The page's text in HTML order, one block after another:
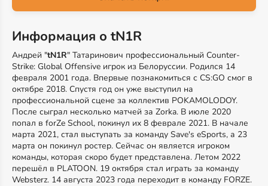
Информация о tN1R
Андрей "tN1R" Татаринович профессиональный Counter-
Strike: Global Offensive игрок из Белоруссии. Родился 14
февраля 2001 года. Впервые познакомиться с CS:GO смог в
октябре 2018. Спустя год он уже выступил на
профессиональной сцене за коллектив POKAMOLODOY.
После сыграл несколько матчей за Zorka. В июле 2020
попал в forZe School, покинул их 8 феврале 2021. В начале
марта 2021, стал выступать за команду Save's eSports, а 23
марта он покинул ростер. Сейчас он является игроком
команды, которая скоро будет представлена. Летом 2022
перешёл в PLATOON. 19 октября стал играть за команду
Websterz. 14 августа 2023 года переходит в команду FORZE.